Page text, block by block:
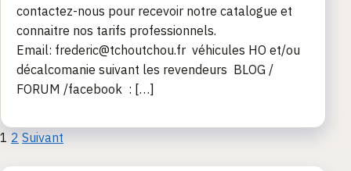
contactez-nous pour recevoir notre catalogue et
connaitre nos tarifs professionnels.
Email: frederic@tchoutchou.fr véhicules HO et/ou
décalcomanie suivant les revendeurs BLOG /
FORUM /facebook : […]
Pagination
1 2 Suivant